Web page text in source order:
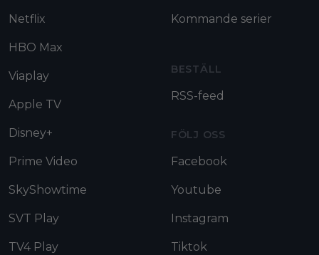
Netflix
HBO Max
Viaplay
Apple TV
Disney+
Prime Video
SkyShowtime
SVT Play
TV4 Play
Kommande serier
BESTÄLL
RSS-feed
FÖLJ OSS
Facebook
Youtube
Instagram
Tiktok